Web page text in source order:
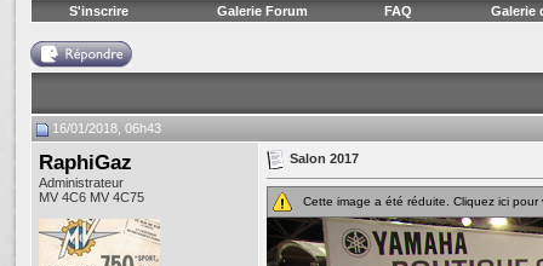
S'inscrire Galerie Forum FAQ Galerie
16/01/2018, 06h43
RaphiGaz
Administrateur
MV 4C6 MV 4C75
Salon 2017
Cette image a été réduite. Cliquez ici